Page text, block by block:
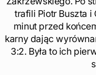
trafili Piotr Buszta i
minut przed
karny dając
3:2. Była to ich